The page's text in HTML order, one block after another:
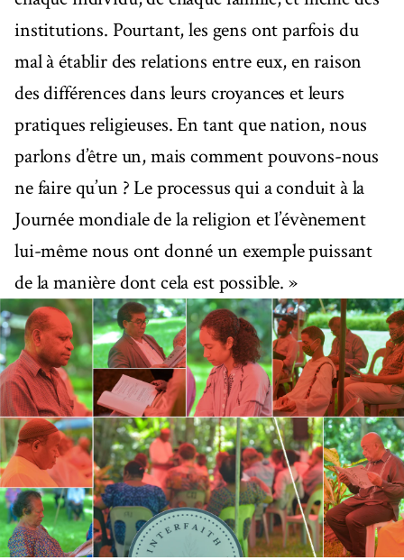
institutions. Pourtant, les gens ont parfois du
mal à établir des relations entre eux, en raison
des différences dans leurs croyances et leurs
pratiques religieuses. En tant que nation, nous
parlons d’être un, mais comment pouvons-nous
ne faire qu’un ? Le processus qui a conduit à la
Journée mondiale de la religion et l’évènement
lui-même nous ont donné un exemple puissant
de la manière dont cela est possible. »